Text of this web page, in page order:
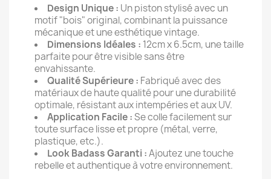
Design Unique : Un piston stylisé avec un
motif "bois" original, combinant la puissance
mécanique et une esthétique vintage.
Dimensions Idéales : 12cm x 6.5cm, une taille
parfaite pour être visible sans être
envahissante.
Qualité Supérieure : Fabriqué avec des
matériaux de haute qualité pour une durabilité
optimale, résistant aux intempéries et aux UV.
Application Facile :Se colle facilement sur
toute surface lisse et propre (métal, verre,
plastique, etc.).
Look Badass Garanti :Ajoutez une touche
rebelle et authentique à votre environnement.